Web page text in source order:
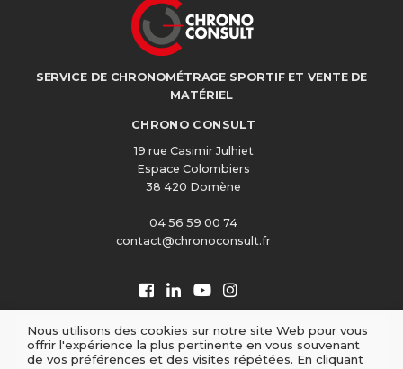
SERVICE DE CHRONOMÉTRAGE SPORTIF ET VENTE DE
MATÉRIEL
CHRONO CONSULT
19 rue Casimir Julhiet
Espace Colombiers
38 420 Domène
04 56 59 00 74
contact@chronoconsult.fr
Nous utilisons des cookies sur notre site Web pour vous
offrir l'expérience la plus pertinente en vous souvenant
de vos préférences et des visites répétées. En cliquant